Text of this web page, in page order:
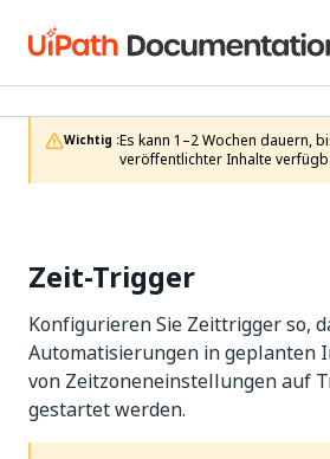
Wichtig :Es kann 1–2 Wochen dauern,
veröffentlichter Inhalte
Zeit-Trigger
Konfigurieren Sie Zeittrigger so,
Automatisierungen in geplanten
von Zeitzoneneinstellungen auf
gestartet werden.